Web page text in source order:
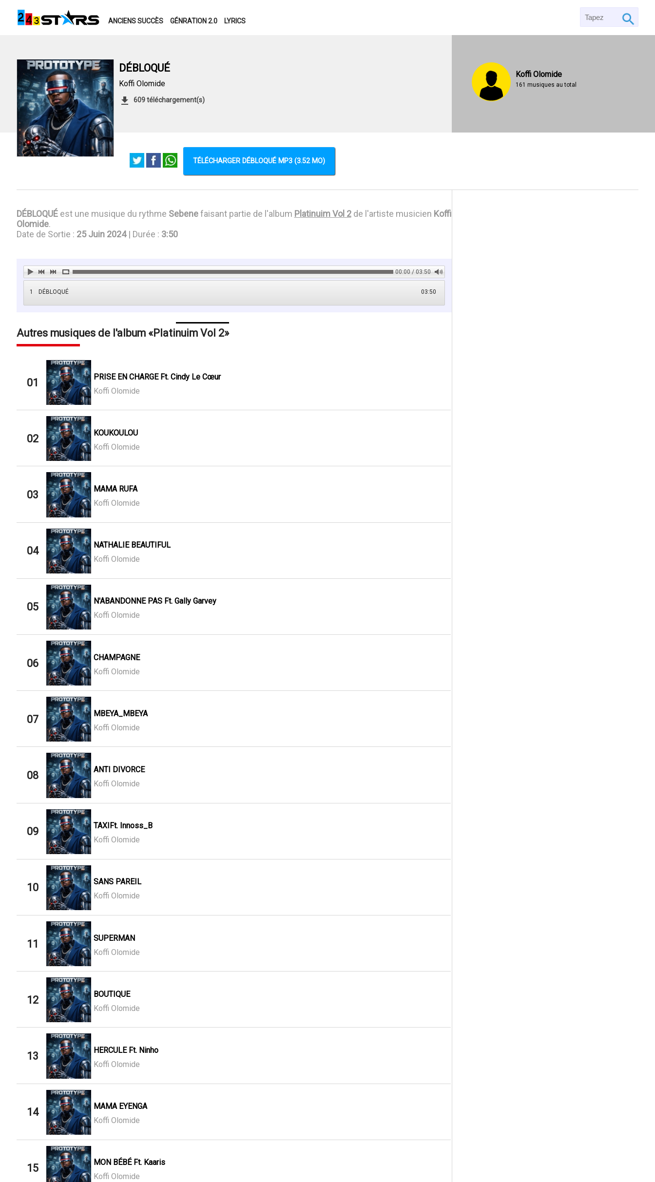
ANCIENS SUCCÈS GÉNRATION 2.0 LYRICS
DÉBLOQUÉ
Koffi Olomide
609 téléchargement(s)
Koffi Olomide
161 musiques au total
TÉLÉCHARGER DÉBLOQUÉ MP3 (3.52 MO)
DÉBLOQUÉest une musique du rythme Sebenefaisant partie de l'album Platinuim Vol 2de l'artiste musicien Koffi
Olomide.
Date de Sortie : 25 Juin 2024| Durée : 3:50
00:00 / 03:50
1 03:50
DÉBLOQUÉ
Autres musiques de l'album Platinuim Vol 2
01
PRISE EN CHARGE Ft. Cindy Le Cœur
Koffi Olomide
02
KOUKOULOU
Koffi Olomide
03
MAMA RUFA
Koffi Olomide
04
NATHALIE BEAUTIFUL
Koffi Olomide
05
N'ABANDONNE PAS Ft. Gally Garvey
Koffi Olomide
06
CHAMPAGNE
Koffi Olomide
07
MBEYA_MBEYA
Koffi Olomide
08
ANTI DIVORCE
Koffi Olomide
09
TAXIFt. Innoss_B
Koffi Olomide
10
SANS PAREIL
Koffi Olomide
11
SUPERMAN
Koffi Olomide
12
BOUTIQUE
Koffi Olomide
13
HERCULE Ft. Ninho
Koffi Olomide
14
MAMA EYENGA
Koffi Olomide
15
MON BÉBÉ Ft. Kaaris
Koffi Olomide